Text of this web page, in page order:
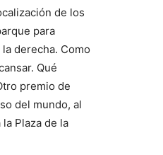
de los
para
derecha. Como
Qué
premio de
del mundo, al
Plaza de la